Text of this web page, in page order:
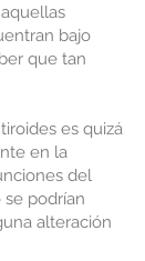
bajo
que tan
es quizá
en la
del
se podrían
alteración